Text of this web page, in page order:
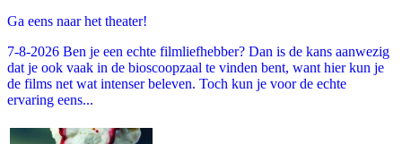
Ga eens naar het theater!
7-8-2026 Ben je een echte filmliefhebber? Dan is de kans aanwezig
dat je ook vaak in de bioscoopzaal te vinden bent, want hier kun je
de films net wat intenser beleven. Toch kun je voor de echte
ervaring eens...